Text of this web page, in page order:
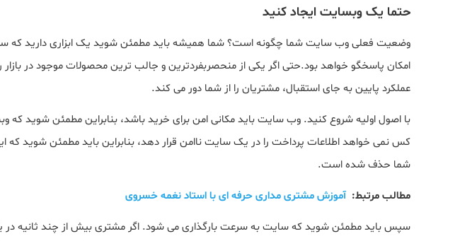
حتما یک وبسایت ایجاد کنید
وضعیت فعلی وب سایت شما چگونه است؟ شما همیشه باید مطمئن شوید یک ابزاری دارید که
امکان پاسخگو خواهد بود.حتی اگر یکی از منحصربفردترین و جالب ترین محصولات موجود در بازار
عملکرد پایین به جای استقبال، مشتریان را از شما دور می کند.
با اصول اولیه شروع کنید. وب سایت باید مکانی امن برای خرید باشد، بنابراین مطمئن شوید که
کس نمی خواهد اطلاعات پرداخت را در یک سایت ناامن قرار دهد، بنابراین باید مطمئن شوید
شما حذف شده است.
مطالب مرتبط: آموزش مشتری مداری حرفه ای با استاد نغمه خسروی
سپس باید مطمئن شوید که سایت به سرعت بارگذاری می شود. اگر مشتری بیش از چند ثانیه در